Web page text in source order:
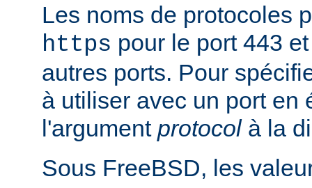
Les noms de protocoles
https pour le port 443
autres ports. Pour
à utiliser avec un port en
l'argument protocolà la
Sous FreeBSD, les